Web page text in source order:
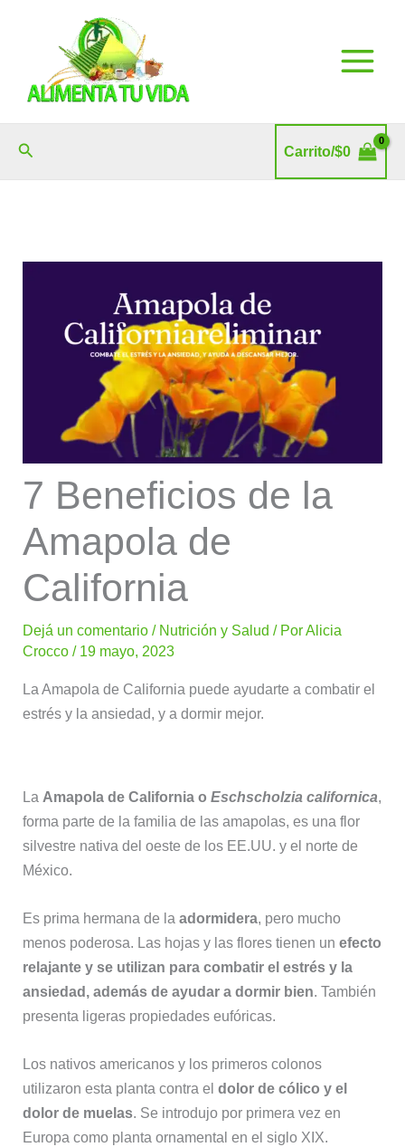
Buscar Carrito/$0
7 Beneficios de la
Amapola de
California
Dejá un comentario / Nutrición y Salud / PorAlicia
Crocco/ 19 mayo, 2023
La Amapola de California puede ayudarte a combatir el
estrés y la ansiedad, y a dormir mejor.
La Amapola de California oEschscholzia californica
forma parte de la familia de las amapolas, es una flor
silvestre nativa del oeste de los EE.UU. y el norte de
México.
Es prima hermana de laadormidera, pero mucho
menos poderosa. Las hojas y las flores tienen unefecto
relajante y se utilizan para combatir el estrés y la
ansiedad, además de ayudar a dormir bien. También
presenta ligeras propiedades eufóricas.
Los nativos americanos y los primeros colonos
utilizaron esta planta contra eldolor de cólico y el
dolor de muelas. Se introdujo por primera vez en
Europa como planta ornamental en el siglo XIX.